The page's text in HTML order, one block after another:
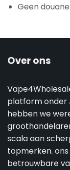
Geen
Over ons
platform onder
hebben we
scala aan
topmerken.
betrouwbare